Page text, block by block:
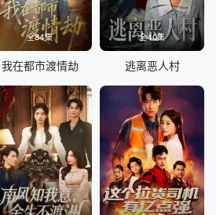
全84集
我在都市渡情劫
全40集
逃离恶人村